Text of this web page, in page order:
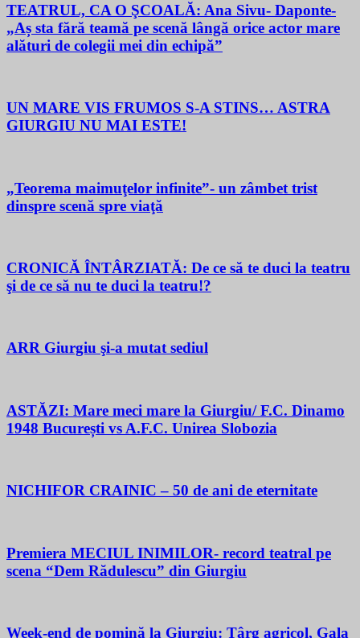
TEATRUL, CA O ŞCOALĂ: Ana Sivu- Daponte-
„Aș sta fără teamă pe scenă lângă orice actor mare
alături de colegii mei din echipă”
UN MARE VIS FRUMOS S-A STINS… ASTRA
GIURGIU NU MAI ESTE!
„Teorema maimuţelor infinite”- un zâmbet trist
dinspre scenă spre viaţă
CRONICĂ ÎNTÂRZIATĂ: De ce să te duci la teatru
şi de ce să nu te duci la teatru!?
ARR Giurgiu şi-a mutat sediul
ASTĂZI: Mare meci mare la Giurgiu/ F.C. Dinamo
1948 București vs A.F.C. Unirea Slobozia
NICHIFOR CRAINIC – 50 de ani de eternitate
Premiera MECIUL INIMILOR- record teatral pe
scena “Dem Rădulescu” din Giurgiu
Week-end de pomină la Giurgiu: Târg agricol, Gala